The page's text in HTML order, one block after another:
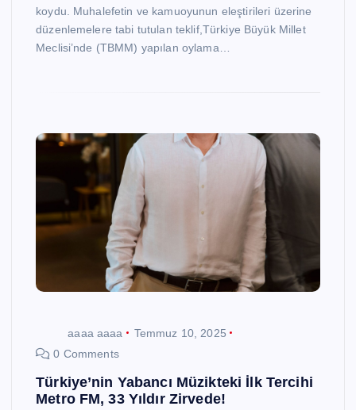
koydu. Muhalefetin ve kamuoyunun eleştirileri üzerine
düzenlemelere tabi tutulan teklif,Türkiye Büyük Millet
Meclisi’nde (TBMM) yapılan oylama…
aaaa aaaa
Temmuz 10, 2025
0 Comments
Türkiye’nin Yabancı Müzikteki İlk Tercihi
Metro FM, 33 Yıldır Zirvede!